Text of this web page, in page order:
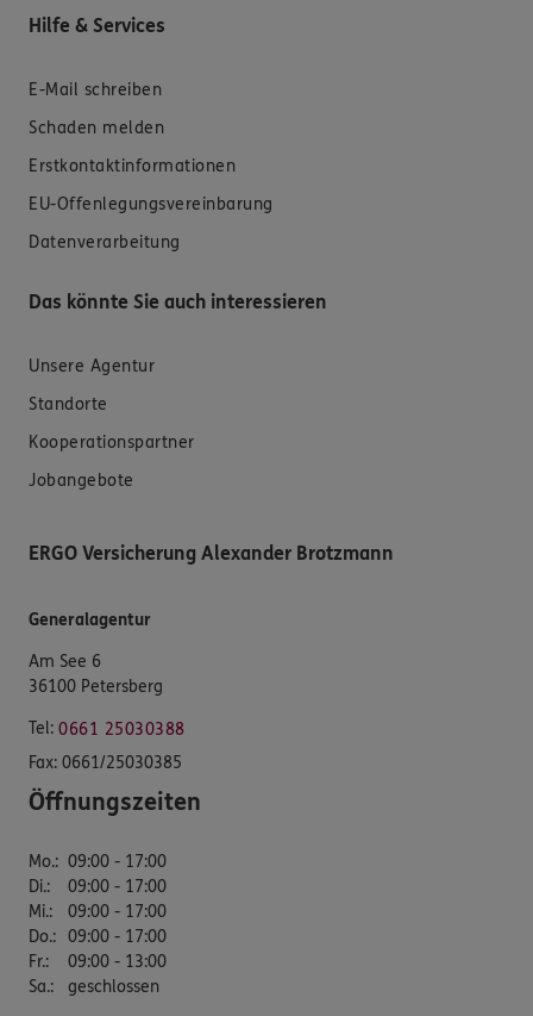
Hilfe & Services
E-Mail schreiben
Schaden melden
Erstkontaktinformationen
EU-Offenlegungsvereinbarung
Datenverarbeitung
Das könnte Sie auch interessieren
Unsere Agentur
Standorte
Kooperationspartner
Jobangebote
ERGO Versicherung Alexander Brotzmann
Generalagentur
Am See 6
36100 Petersberg
Tel: 0661 25030388
Fax: 0661/25030385
Öffnungszeiten
Mo.: 09:00 - 17:00
Di.:
09:00 - 17:00
Mi.:
09:00 - 17:00
Do.: 09:00 - 17:00
Fr.:
09:00 - 13:00
Sa.: geschlossen